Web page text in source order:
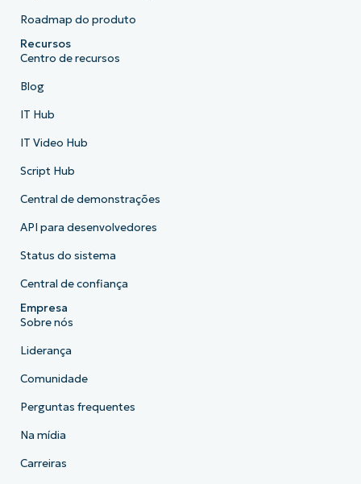
Roadmap do produto
Recursos
Centro de recursos
Blog
IT Hub
IT Video Hub
Script Hub
Central de demonstrações
API para desenvolvedores
Status do sistema
Central de confiança
Empresa
Sobre nós
Liderança
Comunidade
Perguntas frequentes
Na mídia
Carreiras